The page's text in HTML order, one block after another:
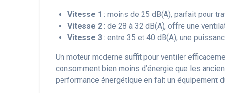
Vitesse 1 : moins de 25 dB(A), parfait pour
Vitesse 2 : de 28 à 32 dB(A), offre une
Vitesse 3 : entre 35 et 40 dB(A), une
Un moteur moderne suffit pour ventiler
consomment bien moins d’énergie que les
performance énergétique en fait un équipement